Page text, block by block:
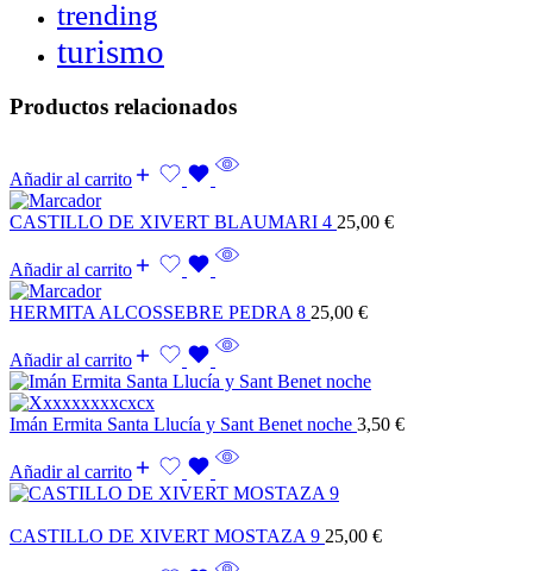
trending
turismo
Productos relacionados
Añadir al carrito
CASTILLO DE XIVERT BLAUMARI 4 25,00 €
Añadir al carrito
HERMITA ALCOSSEBRE PEDRA 8 25,00 €
Añadir al carrito
Imán Ermita Santa Llucía y Sant Benet noche 3,50 €
Añadir al carrito
CASTILLO DE XIVERT MOSTAZA 9 25,00 €